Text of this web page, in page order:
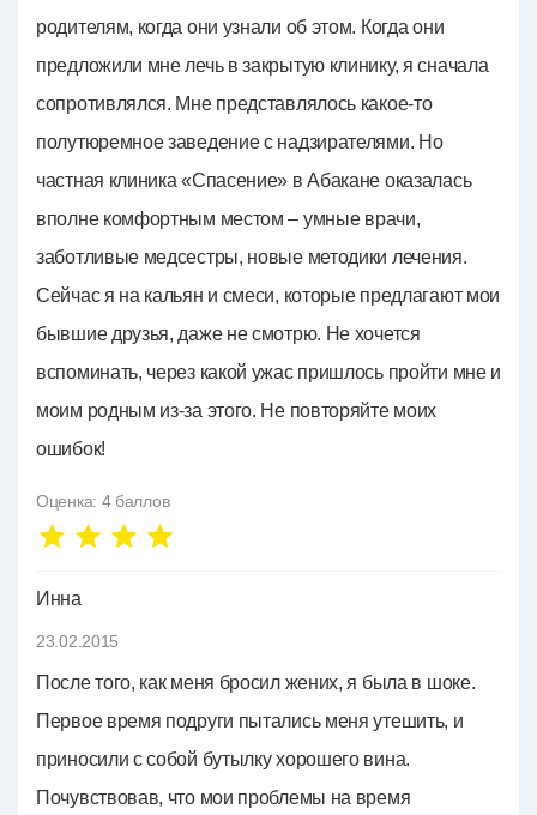
родителям, когда они узнали об этом. Когда они
предложили мне лечь в закрытую клинику, я сначала
сопротивлялся. Мне представлялось какое-то
полутюремное заведение с надзирателями. Но
частная клиника «Спасение» в Абакане оказалась
вполне комфортным местом – умные врачи,
заботливые медсестры, новые методики лечения.
Сейчас я на кальян и смеси, которые предлагают мои
бывшие друзья, даже не смотрю. Не хочется
вспоминать, через какой ужас пришлось пройти мне и
моим родным из-за этого. Не повторяйте моих
ошибок!
Оценка: 4 баллов
Инна
23.02.2015
После того, как меня бросил жених, я была в шоке.
Первое время подруги пытались меня утешить, и
приносили с собой бутылку хорошего вина.
Почувствовав, что мои проблемы на время